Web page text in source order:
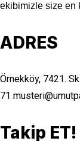
ekibimizle size en
ADRES
Örnekköy, 7421.
71
Takip ET!